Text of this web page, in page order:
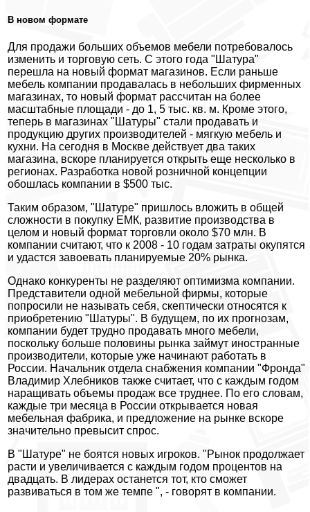
В новом формате
Для продажи больших объемов мебели потребовалось
изменить и торговую сеть. С этого года "Шатура"
перешла на новый формат магазинов. Если раньше
мебель компании продавалась в небольших фирменных
магазинах, то новый формат рассчитан на более
масштабные площади - до 1, 5 тыс. кв. м. Кроме этого,
теперь в магазинах "Шатуры" стали продавать и
продукцию других производителей - мягкую мебель и
кухни. На сегодня в Москве действует два таких
магазина, вскоре планируется открыть еще несколько в
регионах. Разработка новой розничной концепции
обошлась компании в $500 тыс.
Таким образом, "Шатуре" пришлось вложить в общей
сложности в покупку ЕМК, развитие производства в
целом и новый формат торговли около $70 млн. В
компании считают, что к 2008 - 10 годам затраты окупятся
и удастся завоевать планируемые 20% рынка.
Однако конкуренты не разделяют оптимизма компании.
Представители одной мебельной фирмы, которые
попросили не называть себя, скептически относятся к
приобретению "Шатуры". В будущем, по их прогнозам,
компании будет трудно продавать много мебели,
поскольку больше половины рынка займут иностранные
производители, которые уже начинают работать в
России. Начальник отдела снабжения компании "Фронда"
Владимир Хлебников также считает, что с каждым годом
наращивать объемы продаж все труднее. По его словам,
каждые три месяца в России открывается новая
мебельная фабрика, и предложение на рынке вскоре
значительно превысит спрос.
В "Шатуре" не боятся новых игроков. "Рынок продолжает
расти и увеличивается с каждым годом процентов на
двадцать. В лидерах останется тот, кто сможет
развиваться в том же темпе ", - говорят в компании.